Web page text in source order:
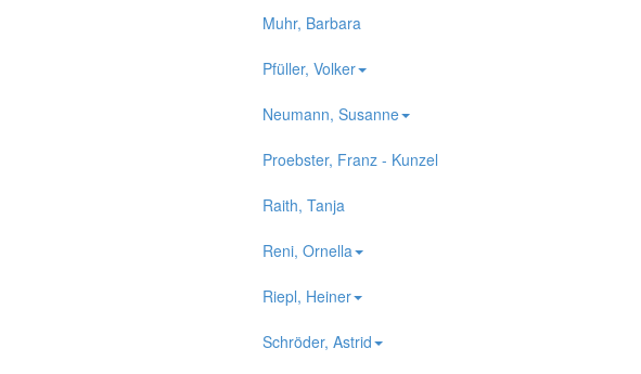
Muhr, Barbara
Pfüller, Volker
Neumann, Susanne
Proebster, Franz - Kunzel
Raith, Tanja
Reni, Ornella
Riepl, Heiner
Schröder, Astrid